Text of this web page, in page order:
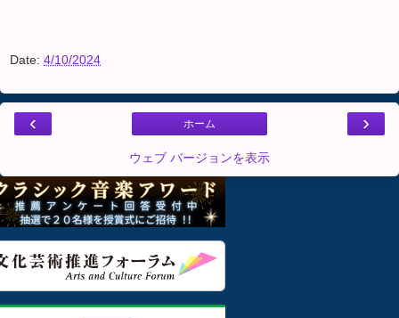
Date: 4/10/2024
‹ ›
ホーム
ウェブ バージョンを表示